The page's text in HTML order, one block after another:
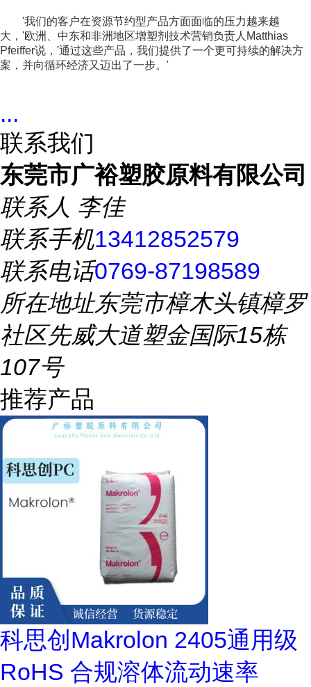
'我们的客户在资源节约型产品方面面临的压力越来越
大，'欧洲、中东和非洲地区增塑剂技术营销负责人Matthias
Pfeiffer说，'通过这些产品，我们提供了一个更可持续的解决方
案，并向循环经济又迈出了一步。'
...
联系我们
东莞市广裕塑胶原料有限公司
联系人 李佳
联系手机13412852579
联系电话0769-87198589
所在地址东莞市樟木头镇樟罗
社区先威大道塑金国际15栋
107号
推荐产品
科思创Makrolon 2405通用级
RoHS 合规溶体流动速率